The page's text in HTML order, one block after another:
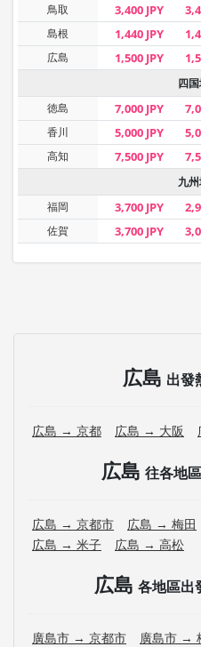
鳥取
3,400 JPY
島根
1,440 JPY
広島
1,500 JPY
四
徳島
7,000 JPY
香川
5,000 JPY
高知
7,500 JPY
九
福岡
3,700 JPY
佐賀 3,700 JPY
広島 出發
広島 → 京都 広島 → 大阪
広島 往各地
広島 → 京都市 広島 → 梅田
広島 → 米子
広島 → 高松
広島 各地區出
廣島市 → 京都市 廣島市 →